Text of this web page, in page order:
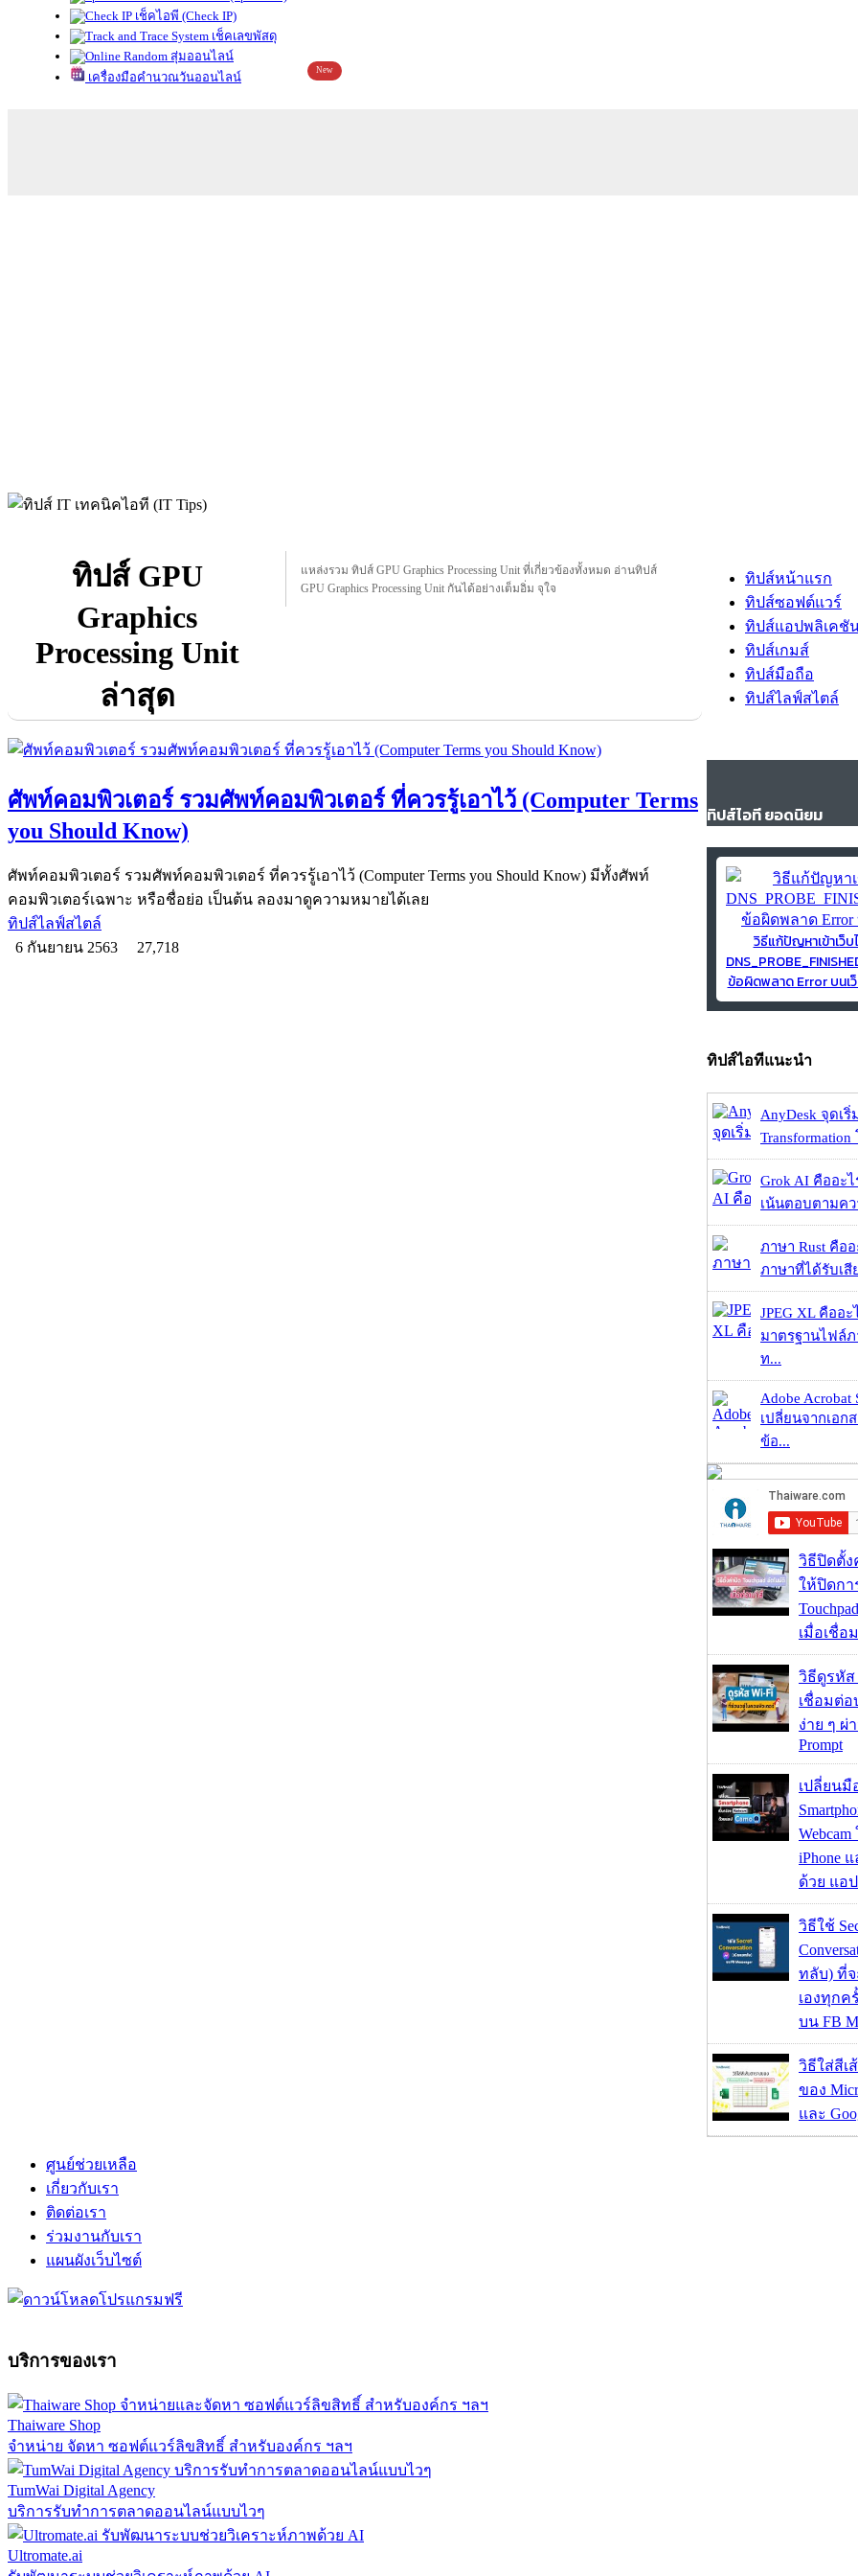
เช็คไอพี (Check IP)
เช็คเลขพัสดุ
สุ่มออนไลน์
เครื่องมือคำนวณวันออนไลน์
New
ทิปส์ GPU
Graphics
Processing Unit
ล่าสุด
แหล่งรวม ทิปส์ GPU Graphics Processing Unit ที่เกี่ยวข้องทั้งหมด อ่านทิปส์
GPU Graphics Processing Unit กันได้อย่างเต็มอิ่ม จุใจ
ศัพท์คอมพิวเตอร์ รวมศัพท์คอมพิวเตอร์ ที่ควรรู้เอาไว้ (Computer Terms
you Should Know)
ศัพท์คอมพิวเตอร์ รวมศัพท์คอมพิวเตอร์ ที่ควรรู้เอาไว้ (Computer Terms you Should Know) มีทั้งศัพท์
คอมพิวเตอร์เฉพาะ หรือชื่อย่อ เป็นต้น ลองมาดูความหมายได้เลย
ทิปส์ไลฟ์สไตล์
6 กันยายน 2563
27,718
ทิปส์หน้าแรก
ทิปส์ซอฟต์แวร์
ทิปส์แอปพลิเคชั
ทิปส์เกมส์
ทิปส์มือถือ
ทิปส์ไลฟ์สไตล์
ทิปส์ไอที ยอดนิยม
วิธีแก้ปัญหาเข้าเว็บ
ข้อผิดพลาด Error บนเว็
ทิปส์ไอทีแนะนำ
AnyDesk จุดเ
Grok AI คืออะ
เน้นตอบตามคว
ภาษา Rust คืออ
ภาษาที่ได้รับเสี
JPEG XL คืออะ
มาตรฐานไฟล์
ท...
Adobe Acrobat
เปลี่ยนจากเอก
ข้อ...
วิธีปิดตั้
ให้ปิดกา
เมื่อเชื่อ
วิธีดูรหัส
เชื่อมต่อ
ง่าย ๆ ผ่
Prompt
เปลี่ยนมื
iPhone
ด้วย แอป
วิธีใช้
ทลับ) ที่
เองทุกค
บน FB
วิธีใส่สีเ
ของ
และ
ศูนย์ช่วยเหลือ
เกี่ยวกับเรา
ติดต่อเรา
ร่วมงานกับเรา
แผนผังเว็บไซต์
บริการของเรา
Thaiware Shop
จำหน่าย จัดหา ซอฟต์แวร์ลิขสิทธิ์ สำหรับองค์กร ฯลฯ
TumWai Digital Agency
บริการรับทำการตลาดออนไลน์แบบไวๆ
Ultromate.ai